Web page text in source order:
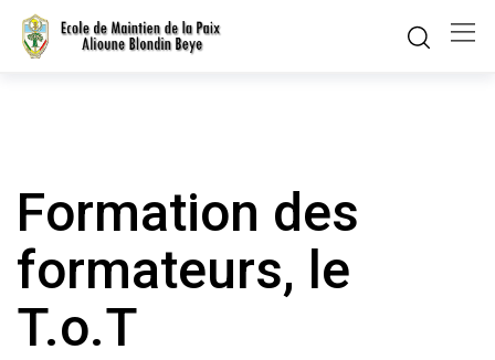
Skip
Formation des
formateurs, le
T.o.T